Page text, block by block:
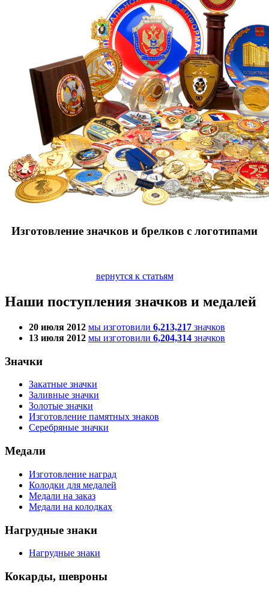
Изготовление значков и брелков с логотипами
вернутся к статьям
Наши поступления значков и медалей
20 июля 2012 мы изготовили 6,213,217 значков
13 июля 2012 мы изготовили 6,204,314 значков
Значки
Закатные значки
Заливные значки
Золотые значки
Изготовление памятных знаков
Серебряные значки
Медали
Изготовление наград
Колодки для медалей
Медали на заказ
Медали на колодках
Нагрудные знаки
Нагрудные знаки
Кокарды, шевроны